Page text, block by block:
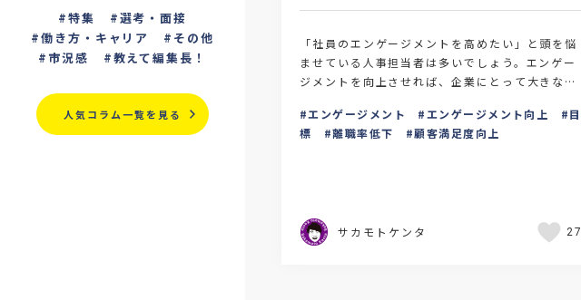
「社員のエンゲージメントを高めたい」と頭を悩
ませている人事担当者は多いでしょう。エンゲー
ジメントを向上させれば、企業にとって大きな利
ト向上に成功した企業の事…
エンゲージメント エンゲージメント向上
目
標
離職率低下 顧客満足度向上
サカモトケンタ 27
特集
選考・面接
働き方・キャリア
その他
市況感
教えて編集長！
人気コラム一覧を見る